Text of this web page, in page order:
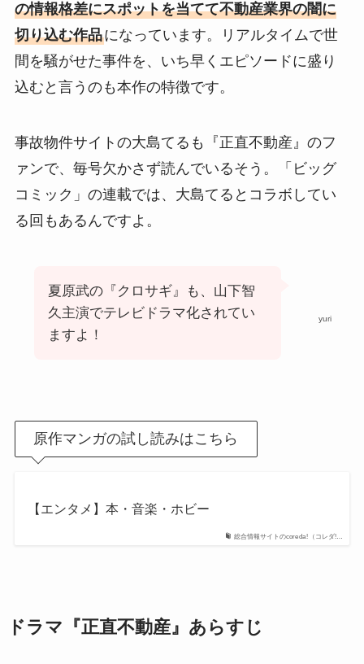
の情報格差にスポットを当てて不動産業界の闇に
切り込む作品になっています。リアルタイムで世
間を騒がせた事件を、いち早くエピソードに盛り
込むと言うのも本作の特徴です。
事故物件サイトの大島てるも『正直不動産』のフ
ァンで、毎号欠かさず読んでいるそう。「ビッグ
コミック」の連載では、大島てるとコラボしてい
る回もあるんですよ。
yuri
夏原武の『クロサギ』も、山下智
久主演でテレビドラマ化されてい
ますよ！
原作マンガの試し読みはこちら
総合情報サイトのcoreda!（コレダ!…
【エンタメ】本・音楽・ホビー
ドラマ『正直不動産』あらすじ